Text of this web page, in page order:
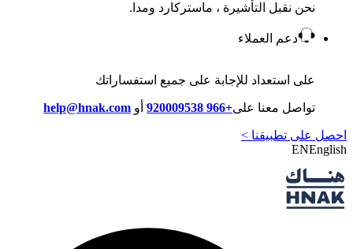
نحن نقبل التأشيرة ، ماستركارد ومدا.
دعم العملاء
على استعداد للإجابة على جميع استفساراتك
تواصل معنا على+966 920009538 أو help@hnak.com
احصل على تطبيقنا >
ENEnglish